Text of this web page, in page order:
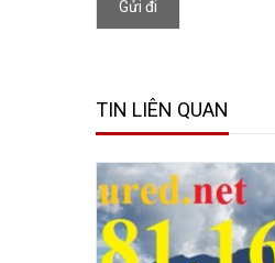
Gửi đi
TIN LIÊN QUAN